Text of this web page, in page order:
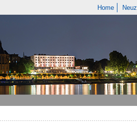
Home